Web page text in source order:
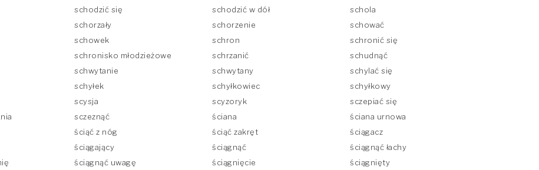
schodzić się schodzić w dół
schola
schorzały schorzenie
schować
schowek schron
schronić się
schronisko młodzieżowe schrzanić
schudnąć
schwytanie schwytany
schylać się
schyłek schyłkowiec
schyłkowy
scysja scyzoryk
sczepiać się
sczeznąć ściana
ściana urnowa
ściąć z nóg ściąć zakręt
ściągacz
ściągający ściągnąć
ściągnąć łachy
ściągnąć uwagę ściągnięcie
ściągnięty